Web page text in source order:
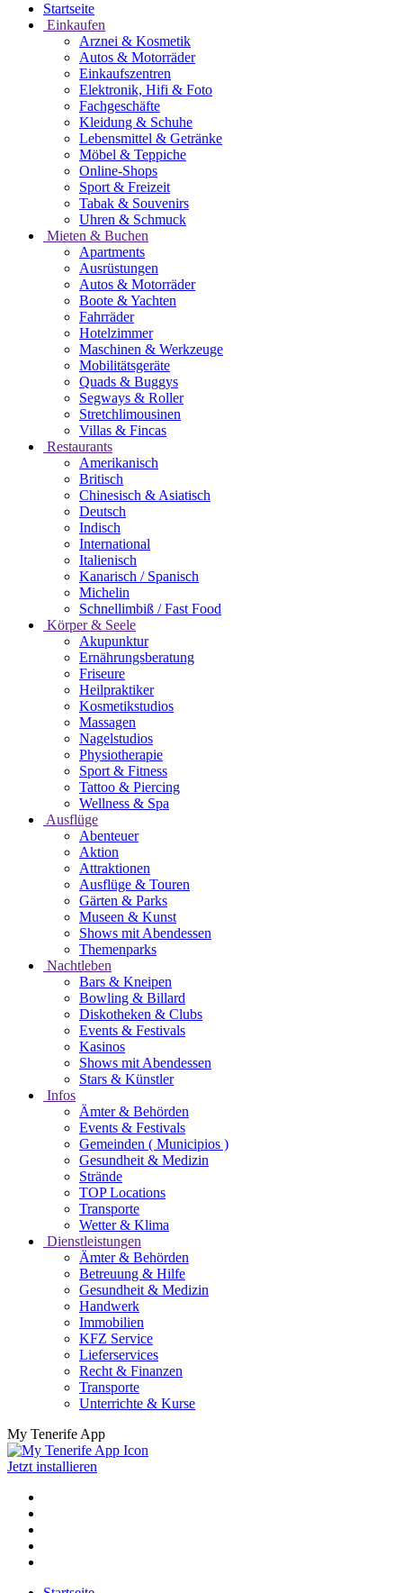
Startseite
Einkaufen
Arznei & Kosmetik
Autos & Motorräder
Einkaufszentren
Elektronik, Hifi & Foto
Fachgeschäfte
Kleidung & Schuhe
Lebensmittel & Getränke
Möbel & Teppiche
Online-Shops
Sport & Freizeit
Tabak & Souvenirs
Uhren & Schmuck
Mieten & Buchen
Apartments
Ausrüstungen
Autos & Motorräder
Boote & Yachten
Fahrräder
Hotelzimmer
Maschinen & Werkzeuge
Mobilitätsgeräte
Quads & Buggys
Segways & Roller
Stretchlimousinen
Villas & Fincas
Restaurants
Amerikanisch
Britisch
Chinesisch & Asiatisch
Deutsch
Indisch
International
Italienisch
Kanarisch / Spanisch
Michelin
Schnellimbiß / Fast Food
Körper & Seele
Akupunktur
Ernährungsberatung
Friseure
Heilpraktiker
Kosmetikstudios
Massagen
Nagelstudios
Physiotherapie
Sport & Fitness
Tattoo & Piercing
Wellness & Spa
Ausflüge
Abenteuer
Aktion
Attraktionen
Ausflüge & Touren
Gärten & Parks
Museen & Kunst
Shows mit Abendessen
Themenparks
Nachtleben
Bars & Kneipen
Bowling & Billard
Diskotheken & Clubs
Events & Festivals
Kasinos
Shows mit Abendessen
Stars & Künstler
Infos
Ämter & Behörden
Events & Festivals
Gemeinden ( Municipios )
Gesundheit & Medizin
Strände
TOP Locations
Transporte
Wetter & Klima
Dienstleistungen
Ämter & Behörden
Betreuung & Hilfe
Gesundheit & Medizin
Handwerk
Immobilien
KFZ Service
Lieferservices
Recht & Finanzen
Transporte
Unterrichte & Kurse
My Tenerife App
Jetzt installieren